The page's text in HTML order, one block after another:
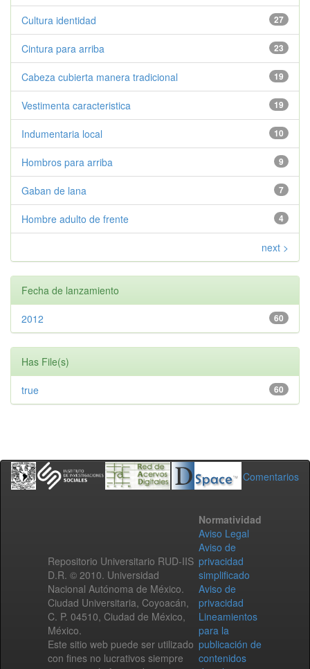
27
Cultura identidad
23
Cintura para arriba
19
Cabeza cubierta manera tradicional
19
Vestimenta caracteristica
10
Indumentaria local
9
Hombros para arriba
7
Gaban de lana
4
Hombre adulto de frente
next >
Fecha de lanzamiento
60
2012
Has File(s)
60
true
Comentarios
Repositorio Universitario RUD-IIS
D.R. © 2010. Universidad
Nacional Autónoma de México.
Ciudad Universitaria, Coyoacán,
C. P. 04510, Ciudad de México,
México.
Este sitio web puede ser utilizado
con fines no lucrativos siempre
Normatividad
Aviso Legal
Aviso de
privacidad
simplificado
Aviso de
privacidad
Lineamientos
para la
publicación de
contenidos